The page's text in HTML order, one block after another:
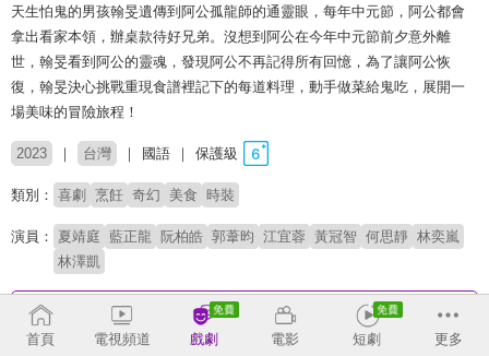
天生怕鬼的男孩翰旻遺傳到阿公孤龍師的通靈眼，每年中元節，阿公都會
拿出看家本領，辦桌款待好兄弟。沒想到阿公在今年中元節前夕意外離
世，翰旻看到阿公的靈魂，發現阿公不再記得所有回憶，為了讓阿公恢
復，翰旻決心挑戰重現食譜裡記下的每道料理，動手做菜給鬼吃，展開一
場美味的冒險旅程！
2023 台灣 國語 保護級
類別： 喜劇 烹飪 奇幻 美食 時裝
演員： 夏靖庭 藍正龍 阮柏皓 郭葦昀 江宜蓉 黃冠智 何思靜 林奕嵐
林澤凱
收回
首頁
電視頻道 戲劇 電影 短劇 更多